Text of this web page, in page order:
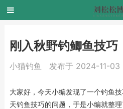
刚入秋野钓鲫鱼技
小猫钓鱼 发布于 2024-11-03
大家好，今天小编发现了一个钓鱼
天钓鱼技巧的问题，于是小编就整